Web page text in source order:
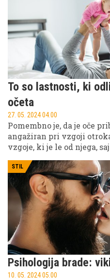
To so lastnosti, ki
očeta
27. 05. 2024 04.00
Pomembno je, da je oče
angažiran pri vzgoji
vzgoje, ki je le od njega,
drugače. Zato je
popotnico od obeh
zato pa je pomembno, da
omogočajo, da bo njegov
spoštljivo osebo.
STIL
Psihologija brade:
10. 05. 2024 05.00